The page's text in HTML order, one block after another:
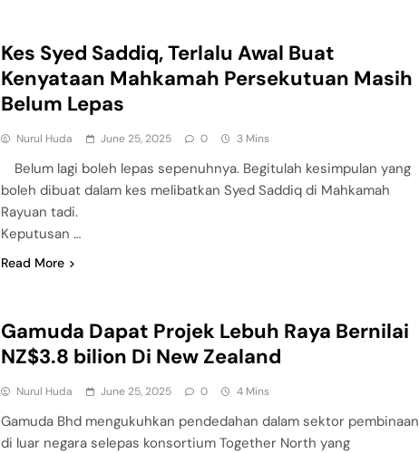
Kes Syed Saddiq, Terlalu Awal Buat
Kenyataan Mahkamah Persekutuan Masih
Belum Lepas
Nurul Huda June 25, 2025 0 3 Mins
Belum lagi boleh lepas sepenuhnya. Begitulah kesimpulan yang
boleh dibuat dalam kes melibatkan Syed Saddiq di Mahkamah
Rayuan tadi.
Keputusan …
Read More
Gamuda Dapat Projek Lebuh Raya Bernilai
NZ$3.8 bilion Di New Zealand
Nurul Huda June 25, 2025 0 4 Mins
Gamuda Bhd mengukuhkan pendedahan dalam sektor pembinaan
di luar negara selepas konsortium Together North yang